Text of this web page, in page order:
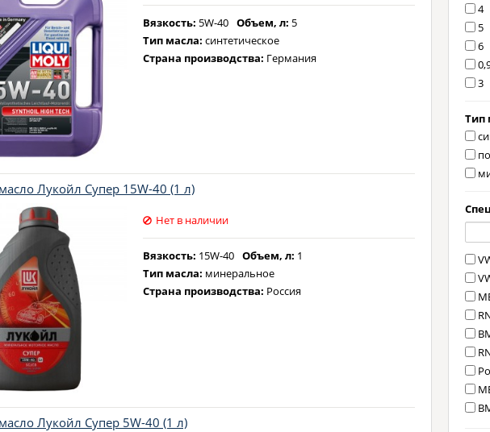
Вязкость: 5W-40 Объем, л: 5
Тип масла: синтетическое
Страна производства: Германия
Лукойл Супер 15W-40 (1 л)
Нет в наличии
Вязкость: 15W-40 Объем, л: 1
Тип масла: минеральное
Страна производства: Россия
Лукойл Супер 5W-40 (1 л)
4
5
6
3
Тип